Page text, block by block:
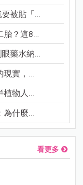
被貼「...
胎？這8...
藥水納...
現實，...
植物人...
為什麼...
看更多